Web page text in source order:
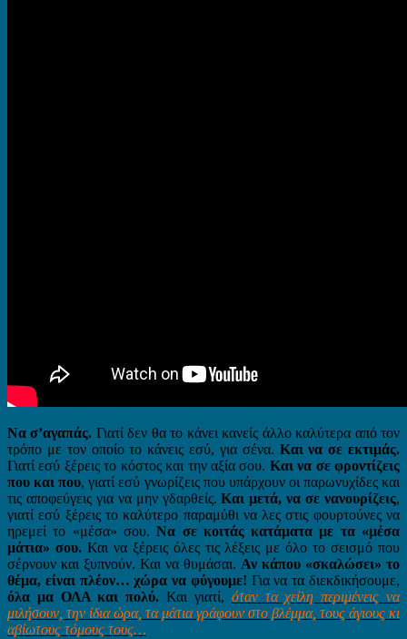
Να σ’αγαπάς. Γιατί δεν θα το κάνει κανείς άλλο καλύτερα από τον
τρόπο με τον οποίο το κάνεις εσύ, για σένα. Και να σε εκτιμάς.
Γιατί εσύ ξέρεις το κόστος και την αξία σου. Και να σε φροντίζεις
που και που, γιατί εσύ γνωρίζεις που υπάρχουν οι παρωνυχίδες και
τις αποφεύγεις για να μην γδαρθείς.Και μετά, να σε νανουρίζεις,
γιατί εσύ ξέρεις το καλύτερο παραμύθι να λες στις φουρτούνες να
ηρεμεί το «μέσα» σου.Να σε κοιτάς κατάματα με τα «μέσα
μάτια» σου.Και να ξέρεις όλες τις λέξεις με όλο το σεισμό που
σέρνουν και ξυπνούν. Και να θυμάσαι. Αν κάπου «σκαλώσει» το
θέμα, είναι πλέον… χώρα να φύγουμε! Για να τα διεκδικήσουμε,
όλα μα ΟΛΑ και πολύ. Και γιατί, όταν τα χείλη περιμένεις να
μιλήσουν, την ίδια ώρα, τα μάτια γράφουν στο βλέμμα, τους άγιους κι
αβίωτους τόμους τους…